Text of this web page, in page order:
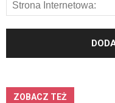
ZOBACZ TEŻ